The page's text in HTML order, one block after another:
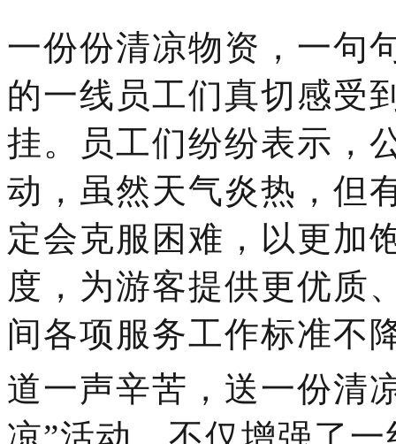
一份份清凉物资，一句
的一线员工们真切感受
挂。员工们纷纷表示，
动，虽然天气炎热，但
定会克服困难，以更加
度，为游客提供更优质
间各项服务工作标准不
道一声辛苦，送一份清
凉”活动，不仅增强了